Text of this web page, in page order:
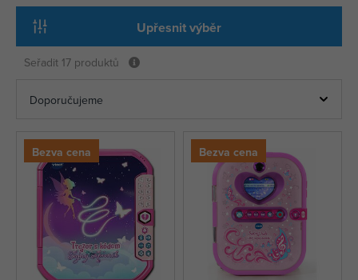
Upřesnit výběr
Seřadit 17 produktů
Bezva cena Bezva cena